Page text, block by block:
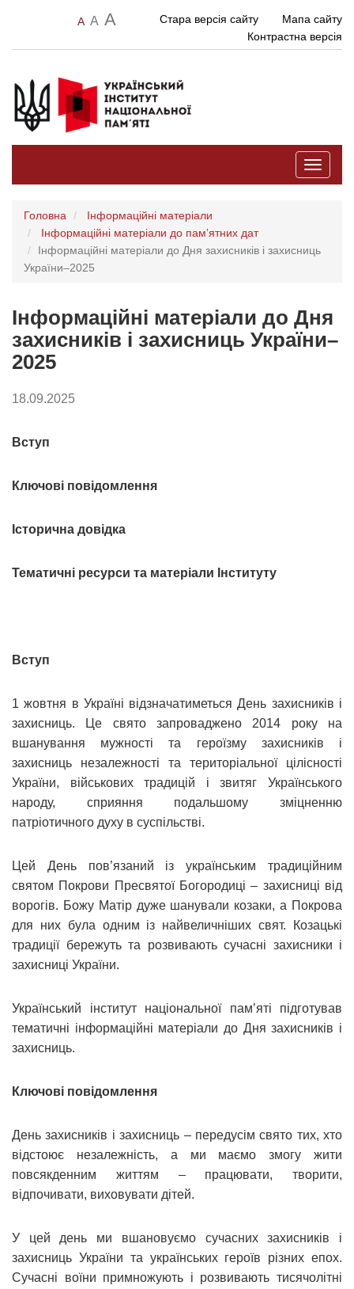
A A A Стара версія сайту
Мапа сайту
Контрастна версія
Toggle
Головна
Інформаційні матеріали
Інформаційні матеріали до памʼятних дат
Інформаційні матеріали до Дня захисників і захисниць
України–2025
Інформаційні матеріали до Дня
захисників і захисниць України–
2025
18.09.2025
Вступ
Ключові повідомлення
Історична довідка
Тематичні ресурси та матеріали Інституту
Вступ
1 жовтня в Україні відзначатиметься День захисників і
захисниць. Це свято запроваджено 2014 року на
вшанування мужності та героїзму захисників і
захисниць незалежності та територіальної цілісності
України, військових традицій і звитяг Українського
народу, сприяння подальшому зміцненню
патріотичного духу в суспільстві.
Цей День пов’язаний із українським традиційним
святом Покрови Пресвятої Богородиці – захисниці від
ворогів. Божу Матір дуже шанували козаки, а Покрова
для них була одним із найвеличніших свят. Козацькі
традиції бережуть та розвивають сучасні захисники і
захисниці України.
Український інститут національної пам’яті підготував
тематичні інформаційні матеріали до Дня захисників і
захисниць.
Ключові повідомлення
День захисників і захисниць – передусім свято тих, хто
відстоює незалежність, а ми маємо змогу жити
повсякденним життям – працювати, творити,
відпочивати, виховувати дітей.
У цей день ми вшановуємо сучасних захисників і
захисниць України та українських героїв різних епох.
Сучасні воїни примножують і розвивають тисячолітні